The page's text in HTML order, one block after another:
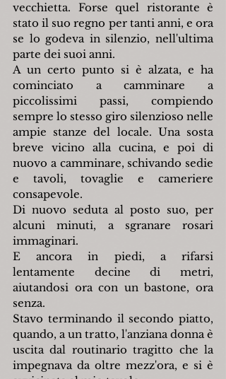
vecchietta. Forse quel ristorante è
stato il suo regno per tanti anni, e ora
se lo godeva in silenzio, nell'ultima
parte dei suoi anni.
A un certo punto si è alzata, e ha
cominciato a camminare a
piccolissimi passi, compiendo
sempre lo stesso giro silenzioso nelle
ampie stanze del locale. Una sosta
breve vicino alla cucina, e poi di
nuovo a camminare, schivando sedie
e tavoli, tovaglie e cameriere
consapevole.
Di nuovo seduta al posto suo, per
alcuni minuti, a sgranare rosari
immaginari.
E ancora in piedi, a rifarsi
lentamente decine di metri,
aiutandosi ora con un bastone, ora
senza.
Stavo terminando il secondo piatto,
quando, a un tratto, l'anziana donna è
uscita dal routinario tragitto che la
impegnava da oltre mezz'ora, e si è